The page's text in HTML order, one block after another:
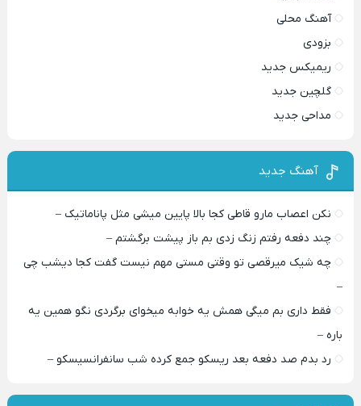
آهنگ محلی
بزودی
ریمیکس جدید
گلچین جدید
مداحی جدید
آهنگ جدید
نکن اعصاب مارو قاطی کجا بالا پایین میشی مثل پاناماتیک –
چند دفعه رفتم زنگ زدی بم باز پیشت برگشتم –
چه شیک میرقصی تو وقتی مستی مهم نیست گفت کجا دیشب چی
–
فقط داری بم میگی همش یه خوابه میخوای برگردی نگو همین یه
باره –
رد بدم صد دفعه بعد ریسکو جمع کرده شب سانفرانسیسکو –